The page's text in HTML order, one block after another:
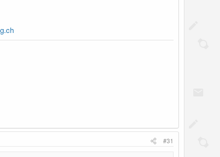
#31